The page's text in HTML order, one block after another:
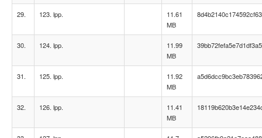
29. 123. lpp.
11.61
MB
30. 124. lpp.
11.99
MB
31. 125. lpp.
11.92
MB
32. 126. lpp.
11.41
MB